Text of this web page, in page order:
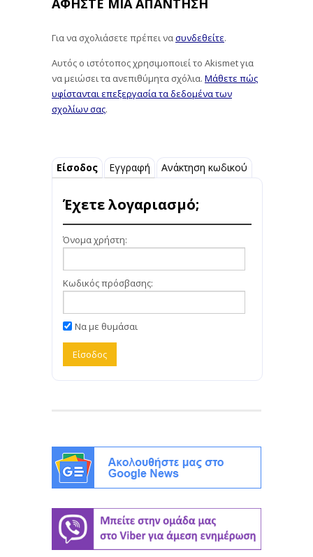
Για να σχολιάσετε πρέπει νασυνδεθείτε.
Αυτός ο ιστότοπος χρησιμοποιεί το Akismet για
να μειώσει τα ανεπιθύμητα σχόλια. Μάθετε πώς
υφίστανται επεξεργασία τα δεδομένα των
σχολίων σας.
Είσοδος Εγγραφή Ανάκτηση κωδικού
Έχετε λογαριασμό;
Όνομα χρήστη:
Κωδικός πρόσβασης:
Να με θυμάσαι